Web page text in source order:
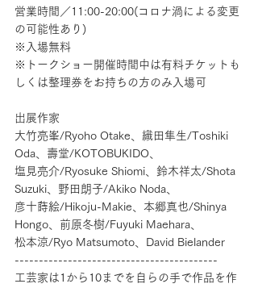
営業時間／11:00-20:00(コロナ渦による変更
の可能性あり)
※入場無料
※トークショー開催時間中は有料チケットも
しくは整理券をお持ちの方のみ入場可
出展作家
大竹亮峯/Ryoho Otake、織田隼生/Toshiki
Oda、壽堂/KOTOBUKIDO、
塩見亮介/Ryosuke Shiomi、鈴木祥太/Shota
Suzuki、野田朗子/Akiko Noda、
彦十蒔絵/Hikoju-Makie、本郷真也/Shinya
Hongo、前原冬樹/Fuyuki Maehara、
松本涼/Ryo Matsumoto、David Bielander
------------------------------------------
工芸家は1から10までを自らの手で作品を作